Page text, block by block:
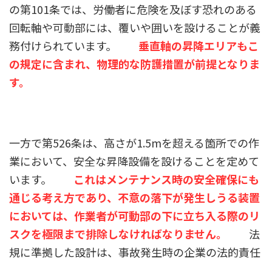
の第101条では、労働者に危険を及ぼす恐れのある
回転軸や可動部には、覆いや囲いを設けることが義
務付けられています。 垂直軸の昇降エリアもこ
の規定に含まれ、物理的な防護措置が前提となりま
す。
一方で第526条は、高さが1.5mを超える箇所での作
業において、安全な昇降設備を設けることを定めて
います。 これはメンテナンス時の安全確保にも
通じる考え方であり、不意の落下が発生しうる装置
においては、作業者が可動部の下に立ち入る際のリ
スクを極限まで排除しなければなりません。
法
規に準拠した設計は、事故発生時の企業の法的責任